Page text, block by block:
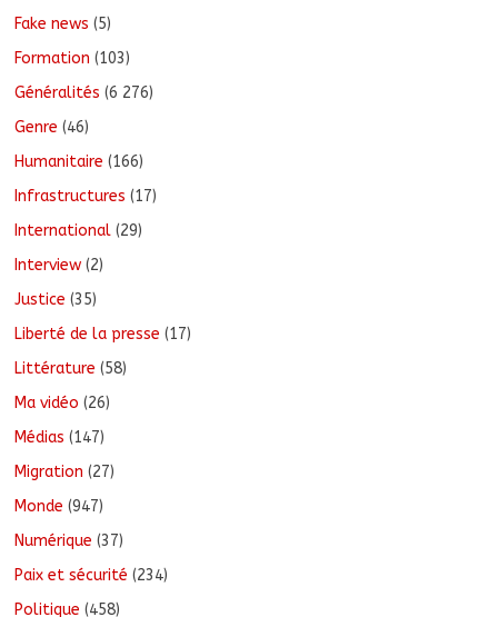
Fake news (5)
Formation (103)
Généralités (6 276)
Genre (46)
Humanitaire (166)
Infrastructures (17)
International (29)
Interview (2)
Justice (35)
Liberté de la presse (17)
Littérature (58)
Ma vidéo (26)
Médias (147)
Migration (27)
Monde (947)
Numérique (37)
Paix et sécurité (234)
Politique (458)